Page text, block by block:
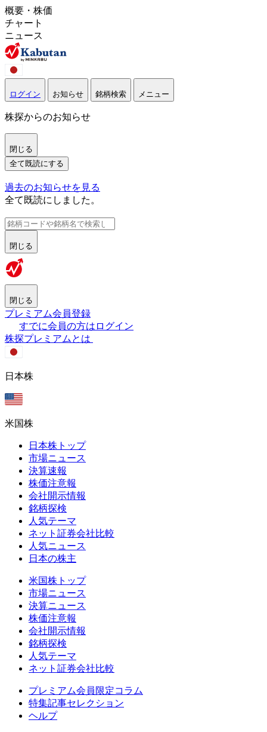
概要・株価
チャート
ニュース
ログイン お知らせ 銘柄検索 メニュー
株探からのお知らせ
閉じる
全て既読にする
過去のお知らせを見る
全て既読にしました。
閉じる
閉じる
プレミアム会員登録
すでに会員の方はログイン
株探プレミアムとは
日本株
米国株
日本株トップ
市場ニュース
決算速報
株価注意報
会社開示情報
銘柄探検
人気テーマ
ネット証券会社比較
人気ニュース
日本の株主
米国株トップ
市場ニュース
決算ニュース
株価注意報
会社開示情報
銘柄探検
人気テーマ
ネット証券会社比較
プレミアム会員限定コラム
特集記事セレクション
ヘルプ